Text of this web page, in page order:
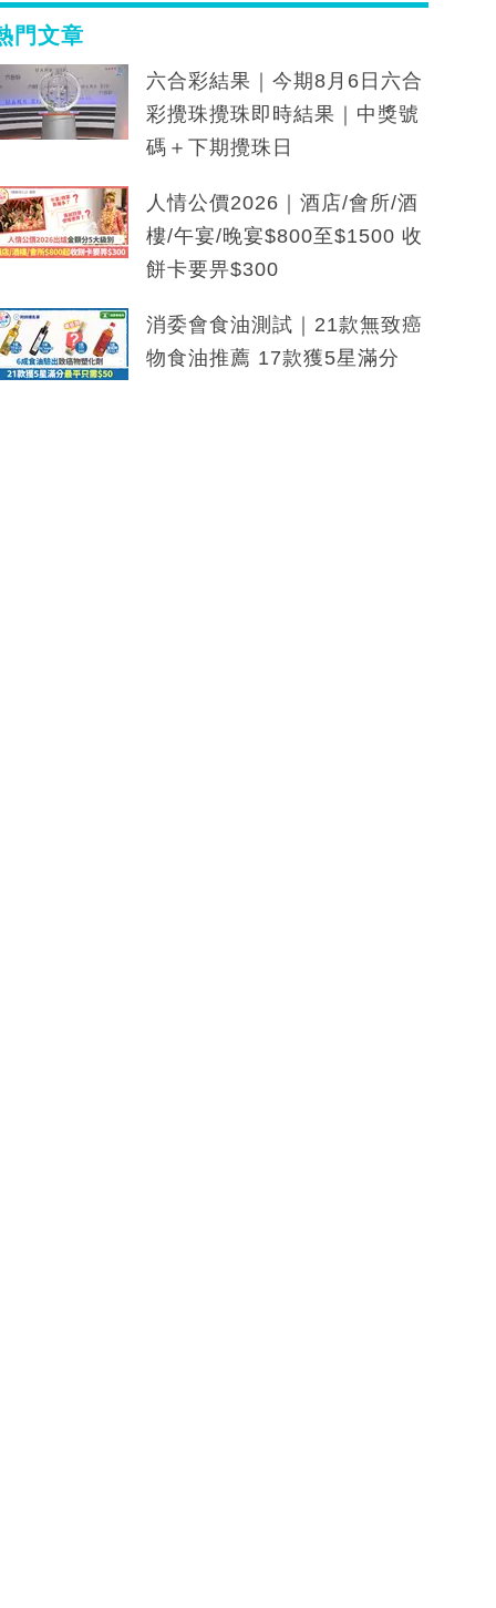
門文章
六合彩結果｜今期8月6日六合
彩攪珠攪珠即時結果｜中獎號
碼＋下期攪珠日
人情公價2026｜酒店/會所/酒
樓/午宴/晚宴$800至$1500 收
餅卡要畀$300
消委會食油測試｜21款無致癌
物食油推薦 17款獲5星滿分